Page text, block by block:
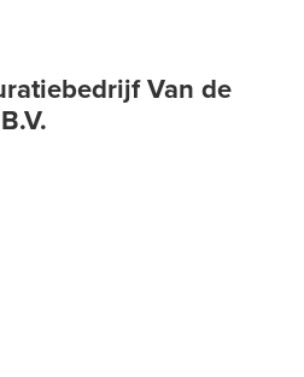
Van de